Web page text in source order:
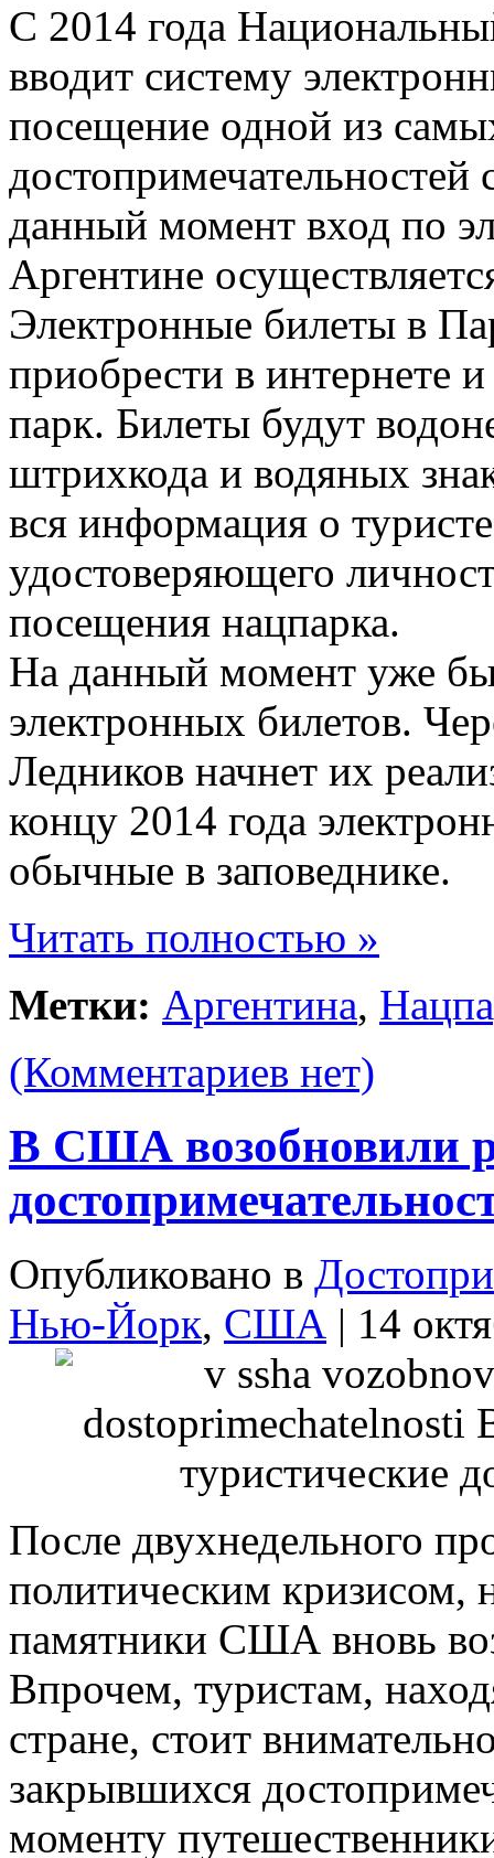
С 2014 года
вводит систему
посещение одной из
достопримечательностей
данный момент вход по
Аргентине
Электронные билеты в
приобрести в интернете
парк. Билеты будут
штрихкода и водяных
вся информация о
удостоверяющего
посещения нацпарка.
На данный момент уже
электронных билетов.
Ледников начнет их
концу 2014 года
обычные в заповеднике.
Читать полностью »
Метки: Аргентина,
(Комментариев нет)
В США возобновили
Опубликовано в
Нью-Йорк, США | 14
После двухнедельного
политическим кризисом,
памятники США вновь
Впрочем, туристам,
стране, стоит
закрывшихся
моменту